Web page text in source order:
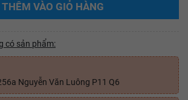
THÊM VÀO GIỎ HÀNG
có sản phẩm:
Nguyễn Văn Luông P11 Q6